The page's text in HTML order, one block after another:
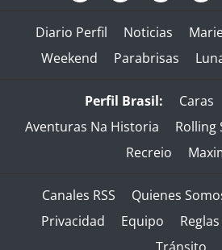
Diario Perfil Noticias
Weekend
Parabrisas
Perfil Brasil: Caras
Aventuras Na Historia
Rolling
Recreio
Canales RSS Quienes
Privacidad
Equipo